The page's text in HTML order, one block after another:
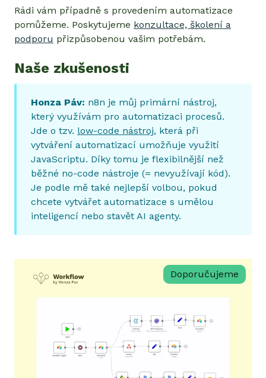
Rádi vám případně s provedením automatizace
pomůžeme. Poskytujeme konzultace, školení a
podporu přizpůsobenou vašim potřebám.
Naše zkušenosti
Honza Páv: n8n je můj primární nástroj,
který využívám pro automatizaci procesů.
Jde o tzv. low-code nástroj, která při
vytváření automatizací umožňuje využití
JavaScriptu. Díky tomu je flexibilnější než
běžné no-code nástroje (= nevyužívají kód).
Je podle mě také nejlepší volbou, pokud
chcete vytvářet automatizace s umělou
inteligencí nebo stavět AI agenty.
Doporučujeme